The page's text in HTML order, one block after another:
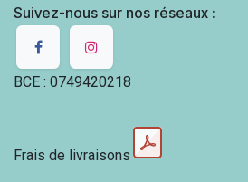
Suivez-nous sur nos réseaux :
BCE : 0749420218
Frais de livraisons